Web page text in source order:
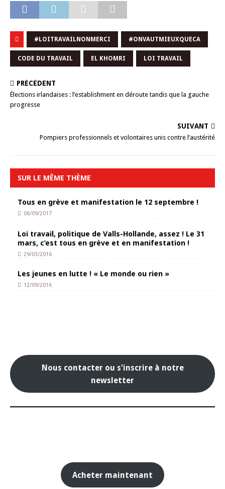
#LOITRAVAILNONMERCI #ONVAUTMIEUXQUECA
CODE DU TRAVAIL EL KHOMRI LOI TRAVAIL
PRÉCÉDENT
Élections irlandaises : l’establishment en déroute tandis que la gauche
progresse
SUIVANT
Pompiers professionnels et volontaires unis contre l’austérité
SUR LE MÊME THÈME
Tous en grève et manifestation le 12 septembre !
06/09/2017
Loi travail, politique de Valls-Hollande, assez ! Le 31
mars, c’est tous en grève et en manifestation !
29/03/2016
Les jeunes en lutte ! « Le monde ou rien »
12/09/2016
Nous contacter ou s'inscrire à notre
newsletter
Acheter maintenant